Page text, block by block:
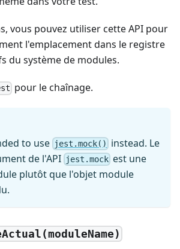
vous pouvez utiliser cette API pour
l'emplacement dans le registre
du système de modules.
pour le chaînage.
to use jest.mock()
instead. Le
de l'API jest.mock est une
plutôt que l'objet module